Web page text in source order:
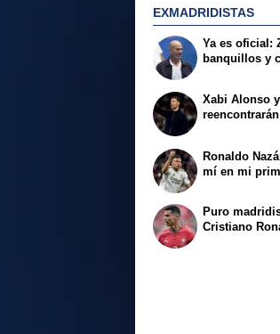
EXMADRIDISTAS
Ya es oficial:
banquillos y
Xabi Alonso
Ronaldo
mí en mi
Puro
Cristiano